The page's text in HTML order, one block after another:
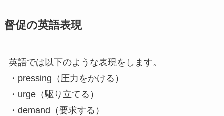
督促の英語表現
英語では以下のような表現をします。
・pressing（圧力をかける）
・urge（駆り立てる）
・demand（要求する）